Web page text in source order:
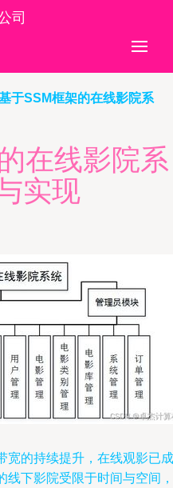
司
于SSM框架的在线影院系
在线影院系
实现
宽的持续提升，在线观影已成
线下影院受限于时间与空间，